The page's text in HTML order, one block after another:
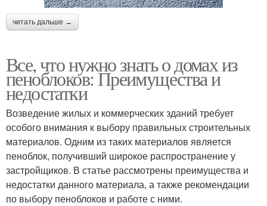
читать дальше →
Все, что нужно знать о домах из
пеноблоков: Преимущества и
недостатки
Возведение жилых и коммерческих зданий требует
особого внимания к выбору правильных строительных
материалов. Одним из таких материалов является
пеноблок, получивший широкое распространение у
застройщиков. В статье рассмотрены преимущества и
недостатки данного материала, а также рекомендации
по выбору пеноблоков и работе с ними.